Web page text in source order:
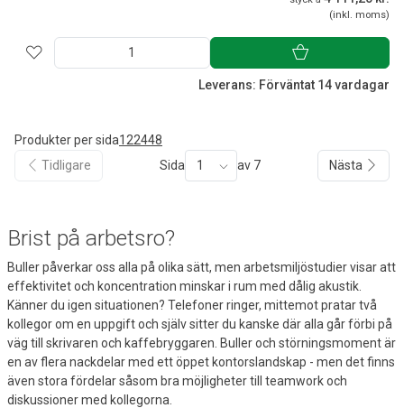
(inkl. moms)
Leverans: Förväntat 14 vardagar
Produkter per sida122448
Tidligare
Sida 1 av 7 Nästa
Brist på arbetsro?
Buller påverkar oss alla på olika sätt, men arbetsmiljöstudier visar att
effektivitet och koncentration minskar i rum med dålig akustik.
Känner du igen situationen? Telefoner ringer, mittemot pratar två
kollegor om en uppgift och själv sitter du kanske där alla går förbi på
väg till skrivaren och kaffebryggaren. Buller och störningsmoment är
en av flera nackdelar med ett öppet kontorslandskap - men det finns
även stora fördelar såsom bra möjligheter till teamwork och
diskussioner med kollegorna.